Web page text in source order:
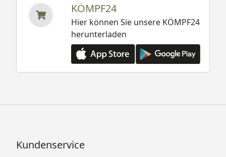
KÖMPF24
Hier können Sie unsere KÖMPF24
herunterladen
Kundenservice